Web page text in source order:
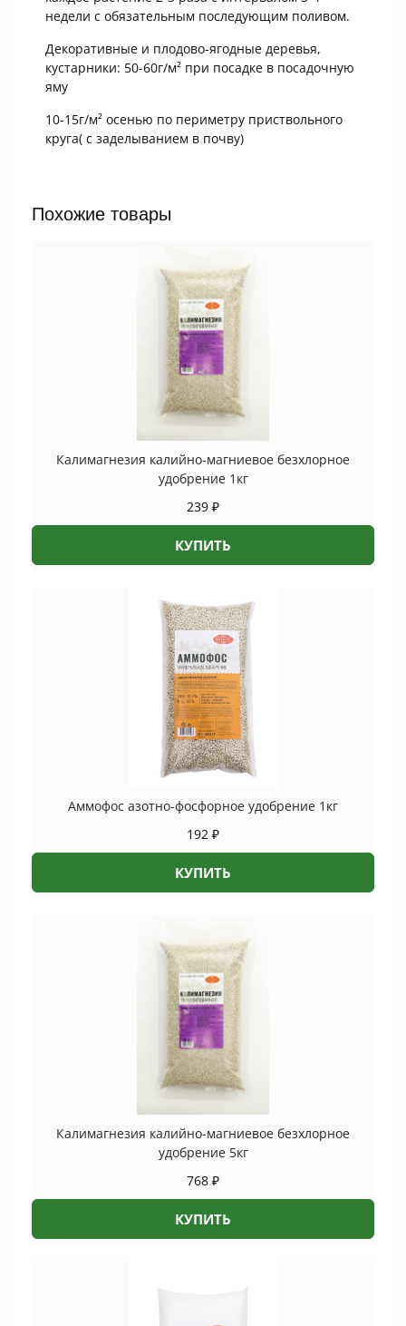
недели с обязательным последующим поливом.
Декоративные и плодово-ягодные деревья,
кустарники: 50-60г/м² при посадке в посадочную
яму
10-15г/м² осенью по периметру приствольного
круга( с заделыванием в почву)
Похожие товары
Калимагнезия калийно-магниевое безхлорное
удобрение 1кг
239 ₽
КУПИТЬ
Аммофос азотно-фосфорное удобрение 1кг
192 ₽
КУПИТЬ
Калимагнезия калийно-магниевое безхлорное
удобрение 5кг
768 ₽
КУПИТЬ